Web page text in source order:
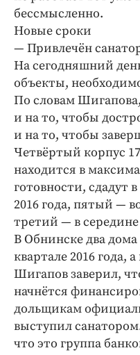
бессмысленно.
Новые сроки
— Привлечён
На сегодняшний
объекты,
По словам
и на то, чтобы
и на то, чтобы
Четвёртый корпус
находится в
готовности, сдадут
2016 года, пятый —
третий — в середине
В Обнинске два
квартале 2016 года,
Шигапов заверил,
начнётся
дольщикам
выступил
что это группа